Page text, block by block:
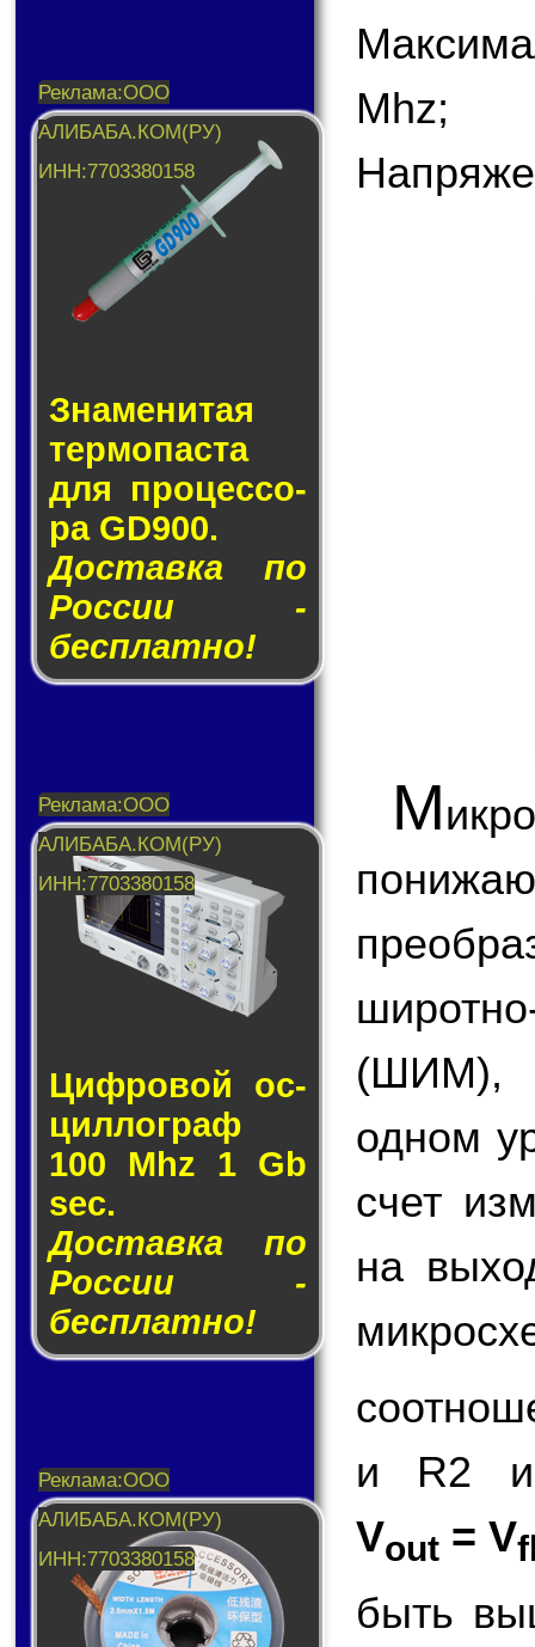
Знаменитая
тер­мо­пас­та
для про­цес­со­
ра GD900.
Доставка по
России -
бесплатно!
Циф­ро­вой ос­
цил­лог­раф
100 Mhz 1 Gb
sec.
Доставка по
России -
бесплатно!
Mhz;
М
(ШИМ),
одном
счет
на
и R2 и
Vout = V
быть